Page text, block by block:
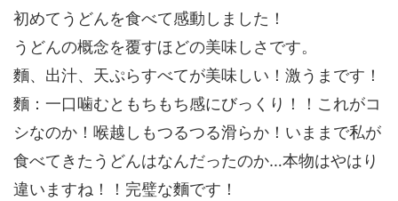
初めてうどんを食べて感動しました！
うどんの概念を覆すほどの美味しさです。
麵、出汁、天ぷらすべてが美味しい！ 激うまです！
麵：一口噛むと もちもち感にびっくり！！これがコ
シなのか！喉越しもつるつる滑らか！いままで私が
食べてきたうどんはなんだったのか…本物はやはり
違いますね！！完璧な麵です！